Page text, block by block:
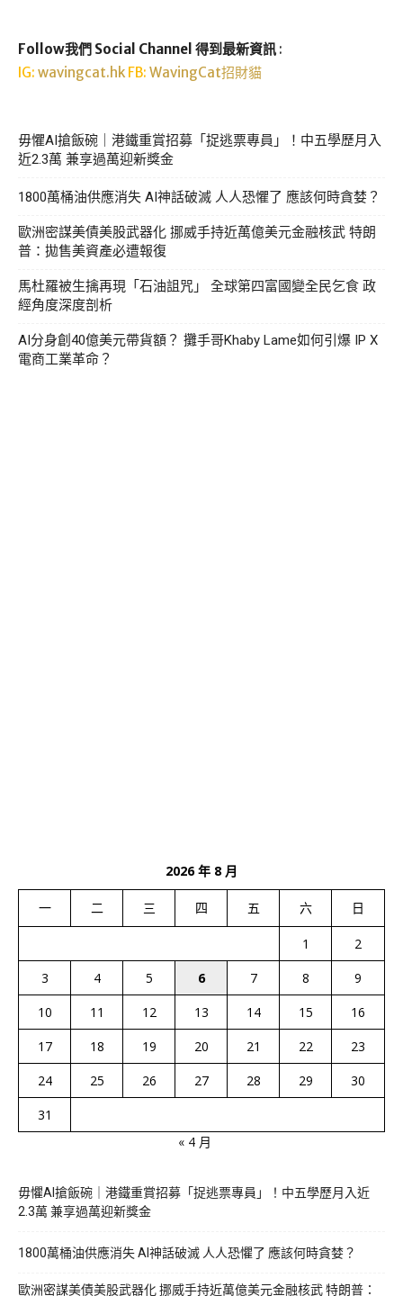
Follow我們 Social Channel 得到最新資訊 :
IG: wavingcat.hkFB: WavingCat招財貓
毋懼AI搶飯碗｜港鐵重賞招募「捉逃票專員」！中五學歷月入
近2.3萬 兼享過萬迎新獎金
1800萬桶油供應消失 AI神話破滅 人人恐懼了 應該何時貪婪？
歐洲密謀美債美股武器化 挪威手持近萬億美元金融核武 特朗
普：拋售美資產必遭報復
馬杜羅被生擒再現「石油詛咒」 全球第四富國變全民乞食 政
經角度深度剖析
AI分身創40億美元帶貨額？ 攤手哥Khaby Lame如何引爆 IP X
電商工業革命？
2026 年 8 月
一 二 三 四 五 六 日
1
2
3
4 5 6 7 8
9
10
11 12 13 14 15
16
17
18 19 20 21 22
23
24
25 26 27 28 29
30
31
« 4 月
毋懼AI搶飯碗｜港鐵重賞招募「捉逃票專員」！中五學歷月入近
2.3萬 兼享過萬迎新獎金
1800萬桶油供應消失 AI神話破滅 人人恐懼了 應該何時貪婪？
歐洲密謀美債美股武器化 挪威手持近萬億美元金融核武 特朗普：